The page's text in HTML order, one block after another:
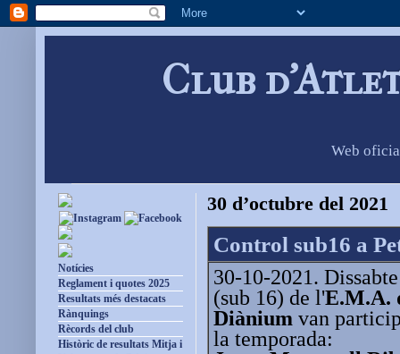
Club
Web
30 d’octubre del 2021
Control sub16 a
30-10-2021.
(sub 16) de l'E.M.A.
Diànium van
la temporada:
Notícies
Reglament i quotes 2025
Resultats més destacats
Rànquings
Rècords del club
Històric de resultats Mitja i